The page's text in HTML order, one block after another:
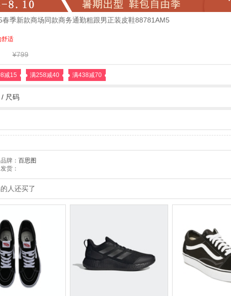
春季新款商场同款商务通勤粗跟男正装皮鞋88781AM5
舒适
¥799
减15 满258减40 满438减70
/ 尺码
品牌： 百思图
发货：
人还买了